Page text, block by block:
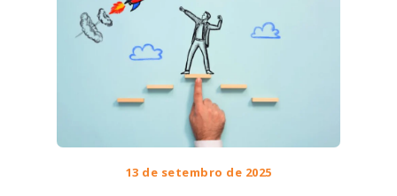
13 de setembro de 2025